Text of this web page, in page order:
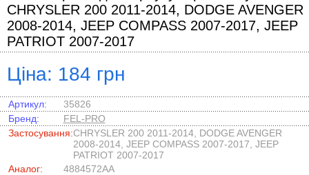
CHRYSLER 200 2011-2014, DODGE AVENGER
2008-2014, JEEP COMPASS 2007-2017, JEEP
PATRIOT 2007-2017
Ціна: 184 грн
Артикул:
35826
Бренд:
FEL-PRO
Застосування:CHRYSLER 200 2011-2014, DODGE AVENGER
2008-2014, JEEP COMPASS 2007-2017, JEEP
PATRIOT 2007-2017
Аналог:
4884572AA